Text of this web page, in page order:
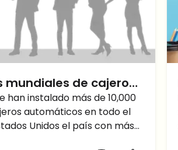
mundiales de cajeros
criptomonedas
en 2021
han instalado más de 10,000
automáticos en todo el
Unidos el país con más